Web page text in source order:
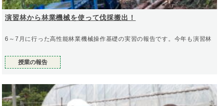
演習林から林業機械を使って伐採搬出！
6～7月に行った高性能林業機械操作基礎の実習の報告です。今年も演習林
授業の報告